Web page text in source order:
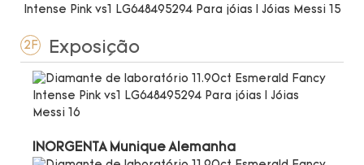
2F Exposição
INORGENTA Munique Alemanha